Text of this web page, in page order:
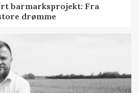
barmarksprojekt: Fra
drømme